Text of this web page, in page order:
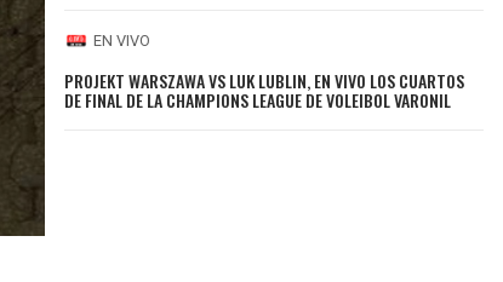
EN VIVO
PROJEKT WARSZAWA VS LUK LUBLIN, EN VIVO LOS CUARTOS
DE FINAL DE LA CHAMPIONS LEAGUE DE VOLEIBOL VARONIL